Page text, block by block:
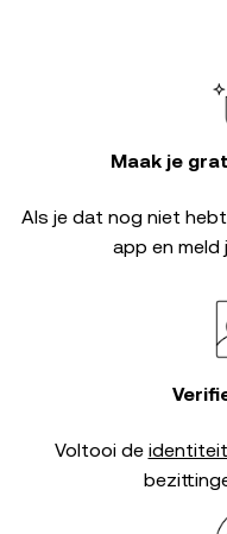
Maak je
Als je dat nog niet
app en meld
Voltooi de